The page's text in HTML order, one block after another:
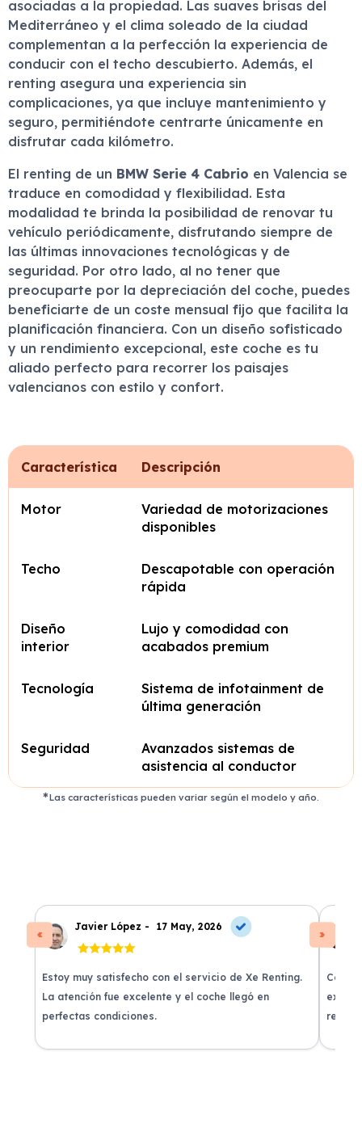
asociadas a la propiedad. Las suaves brisas del
Mediterráneo y el clima soleado de la ciudad
complementan a la perfección la experiencia de
conducir con el techo descubierto. Además, el
renting asegura una experiencia sin
complicaciones, ya que incluye mantenimiento y
seguro, permitiéndote centrarte únicamente en
disfrutar cada kilómetro.
El renting de un BMW Serie 4 Cabrio en Valencia se
traduce en comodidad y flexibilidad. Esta
modalidad te brinda la posibilidad de renovar tu
vehículo periódicamente, disfrutando siempre de
las últimas innovaciones tecnológicas y de
seguridad. Por otro lado, al no tener que
preocuparte por la depreciación del coche, puedes
beneficiarte de un coste mensual fijo que facilita la
planificación financiera. Con un diseño sofisticado
y un rendimiento excepcional, este coche es tu
aliado perfecto para recorrer los paisajes
valencianos con estilo y confort.
Característica Descripción
Motor
Variedad de motorizaciones
disponibles
Techo
Descapotable con operación
rápida
Diseño
interior
Lujo y comodidad con
acabados premium
Tecnología
Sistema de infotainment de
última generación
Seguridad
Avanzados sistemas de
asistencia al conductor
Las características pueden variar según el modelo y año.
Javier López - 17 May, 2026
Estoy muy satisfecho con el servicio de Xe Renting.
La atención fue excelente y el coche llegó en
perfectas condiciones.